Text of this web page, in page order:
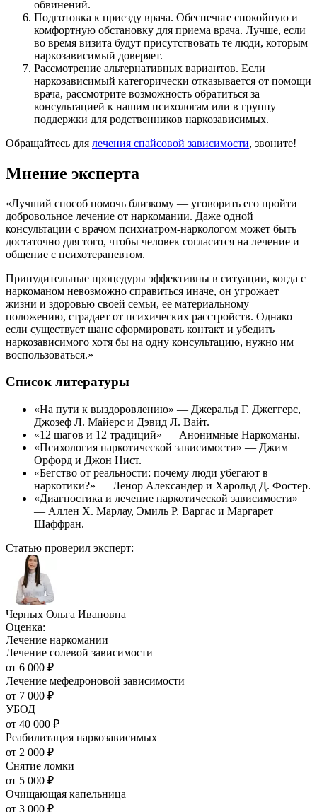
обвинений.
Подготовка к приезду врача. Обеспечьте спокойную и
комфортную обстановку для приема врача. Лучше, если
во время визита будут присутствовать те люди, которым
наркозависимый доверяет.
Рассмотрение альтернативных вариантов. Если
наркозависимый категорически отказывается от помощи
врача, рассмотрите возможность обратиться за
консультацией к нашим психологам или в группу
поддержки для родственников наркозависимых.
Обращайтесь для лечения спайсовой зависимости, звоните!
Мнение эксперта
«Лучший способ помочь близкому — уговорить его пройти
добровольное лечение от наркомании. Даже одной
консультации с врачом психиатром-наркологом может быть
достаточно для того, чтобы человек согласится на лечение и
общение с психотерапевтом.
Принудительные процедуры эффективны в ситуации, когда с
наркоманом невозможно справиться иначе, он угрожает
жизни и здоровью своей семьи, ее материальному
положению, страдает от психических расстройств. Однако
если существует шанс сформировать контакт и убедить
наркозависимого хотя бы на одну консультацию, нужно им
воспользоваться.»
Список литературы
«На пути к выздоровлению» — Джеральд Г. Джеггерс,
Джозеф Л. Майерс и Дэвид Л. Вайт.
«12 шагов и 12 традиций» — Анонимные Наркоманы.
«Психология наркотической зависимости» — Джим
Орфорд и Джон Нист.
«Бегство от реальности: почему люди убегают в
наркотики?» — Ленор Александер и Харольд Д. Фостер.
«Диагностика и лечение наркотической зависимости»
— Аллен Х. Марлау, Эмиль Р. Варгас и Маргарет
Шаффран.
Статью проверил эксперт:
Черных Ольга Ивановна
Оценка:
Лечение наркомании
Лечение солевой зависимости
от 6 000 ₽
Лечение мефедроновой зависимости
от 7 000 ₽
УБОД
от 40 000 ₽
Реабилитация наркозависимых
от 2 000 ₽
Снятие ломки
от 5 000 ₽
Очищающая капельница
от 3 000 ₽